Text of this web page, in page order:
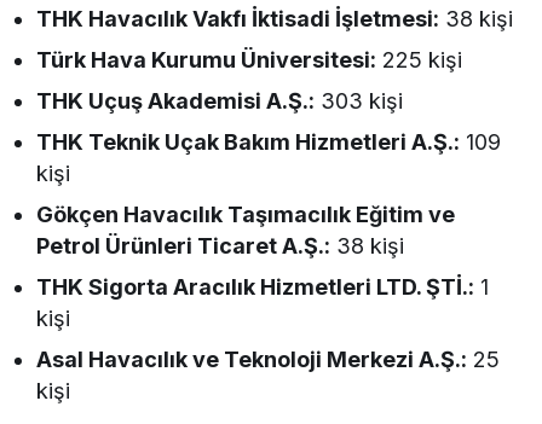
THK Havacılık Vakfı İktisadi İşletmesi: 38 kişi
Türk Hava Kurumu Üniversitesi: 225 kişi
THK Uçuş Akademisi A.Ş.: 303 kişi
THK Teknik Uçak Bakım Hizmetleri A.Ş.: 109
kişi
Gökçen Havacılık Taşımacılık Eğitim ve
Petrol Ürünleri Ticaret A.Ş.: 38 kişi
THK Sigorta Aracılık Hizmetleri LTD. ŞTİ.: 1
kişi
Asal Havacılık ve Teknoloji Merkezi A.Ş.: 25
kişi